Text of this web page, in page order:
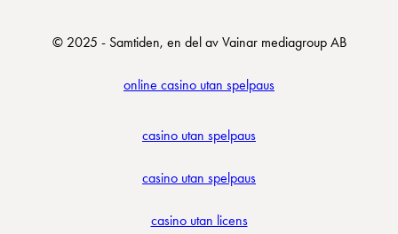
© 2025 - Samtiden, en del av Vainar mediagroup AB
online casino utan spelpaus
casino utan spelpaus
casino utan spelpaus
casino utan licens